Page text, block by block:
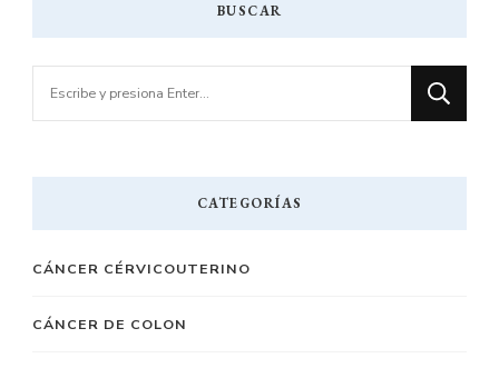
BUSCAR
CATEGORÍAS
CÁNCER CÉRVICOUTERINO
CÁNCER DE COLON